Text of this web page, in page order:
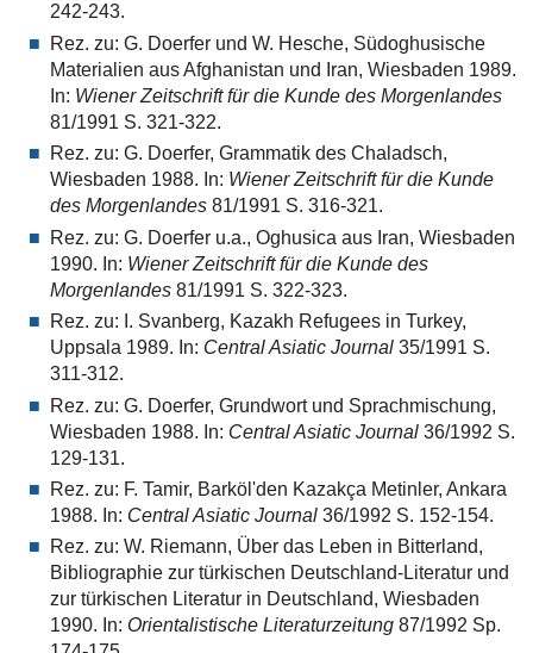
242-243.
Rez. zu: G. Doerfer und W. Hesche, Südoghusische
Materialien aus Afghanistan und Iran, Wiesbaden 1989.
In: Wiener Zeitschrift für die Kunde des Morgenlandes
81/1991 S. 321-322.
Rez. zu: G. Doerfer, Grammatik des Chaladsch,
Wiesbaden 1988. In: Wiener Zeitschrift für die Kunde
des Morgenlandes81/1991 S. 316-321.
Rez. zu: G. Doerfer u.a., Oghusica aus Iran, Wiesbaden
1990. In: Wiener Zeitschrift für die Kunde des
Morgenlandes81/1991 S. 322-323.
Rez. zu: I. Svanberg, Kazakh Refugees in Turkey,
Uppsala 1989. In: Central Asiatic Journal35/1991 S.
311-312.
Rez. zu: G. Doerfer, Grundwort und Sprachmischung,
Wiesbaden 1988. In: Central Asiatic Journal36/1992 S.
129-131.
Rez. zu: F. Tamir, Barköl'den Kazakça Metinler, Ankara
1988. In: Central Asiatic Journal36/1992 S. 152-154.
Rez. zu: W. Riemann, Über das Leben in Bitterland,
Bibliographie zur türkischen Deutschland-Literatur und
zur türkischen Literatur in Deutschland, Wiesbaden
1990. In: Orientalistische Literaturzeitung87/1992 Sp.